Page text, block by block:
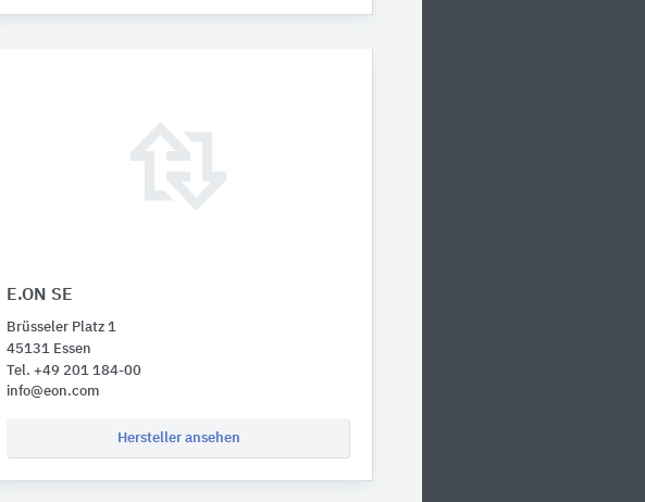
E.ON SE
Brüsseler Platz 1
45131 Essen
Tel. +49 201 184-00
info@eon.com
Hersteller ansehen